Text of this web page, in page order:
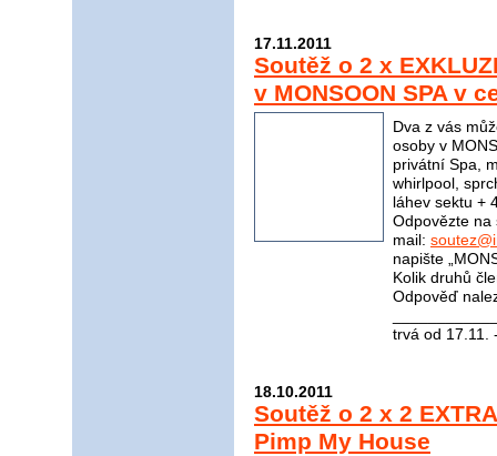
17.11.2011
Soutěž o 2 x
v MONSOON SPA v
Dva z vás
osoby v
privátní Spa,
whirlpool,
láhev sektu +
Odpovězte na
mail:
napište
Kolik druhů
Odpověď
trvá od 17.11.
18.10.2011
Soutěž o 2 x 2
Pimp My House